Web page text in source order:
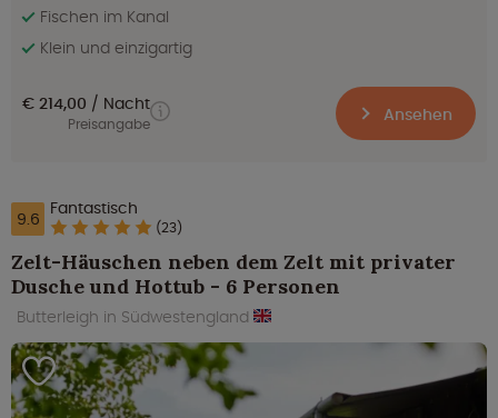
Fischen im Kanal
Klein und einzigartig
€ 214,00 Nacht
Preisangabe Ansehen
9.6 Fantastisch
(23)
Zelt-Häuschen neben dem Zelt mit privater
Dusche und Hottub - 6 Personen
Butterleigh in Südwestengland